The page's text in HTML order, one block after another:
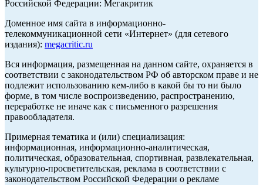
Российской Федерации: Мегакритик
Доменное имя сайта в информационно-
телекоммуникационной сети «Интернет» (для сетевого
издания): megacritic.ru
Вся информация, размещенная на данном сайте, охраняется в
соответствии с законодательством РФ об авторском праве и не
подлежит использованию кем-либо в какой бы то ни было
форме, в том числе воспроизведению, распространению,
переработке не иначе как с письменного разрешения
правообладателя.
Примерная тематика и (или) специализация:
информационная, информационно-аналитическая,
политическая, образовательная, спортивная, развлекательная,
культурно-просветительская, реклама в соответствии с
законодательством Российской Федерации о рекламе